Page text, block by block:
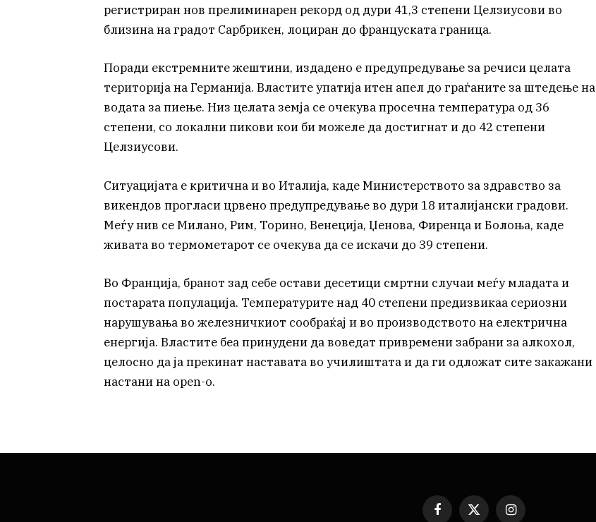
регистриран нов прелиминарен рекорд од дури 41,3 степени Целзиусови во
близина на градот Сарбрикен, лоциран до француската граница.
Поради екстремните жештини, издадено е предупредување за речиси целата
територија на Германија. Властите упатија итен апел до граѓаните за штедење на
водата за пиење. Низ целата земја се очекува просечна температура од 36
степени, со локални пикови кои би можеле да достигнат и до 42 степени
Целзиусови.
Ситуацијата е критична и во Италија, каде Министерството за здравство за
викендов прогласи црвено предупредување во дури 18 италијански градови.
Меѓу нив се Милано, Рим, Торино, Венеција, Џенова, Фиренца и Болоња, каде
живата во термометарот се очекува да се искачи до 39 степени.
Во Франција, бранот зад себе остави десетици смртни случаи меѓу младата и
постарата популација. Температурите над 40 степени предизвикаа сериозни
нарушувања во железничкиот сообраќај и во производството на електрична
енергија. Властите беа принудени да воведат привремени забрани за алкохол,
целосно да ја прекинат наставата во училиштата и да ги одложат сите закажани
настани на open-о.
Facebook
X Instagram